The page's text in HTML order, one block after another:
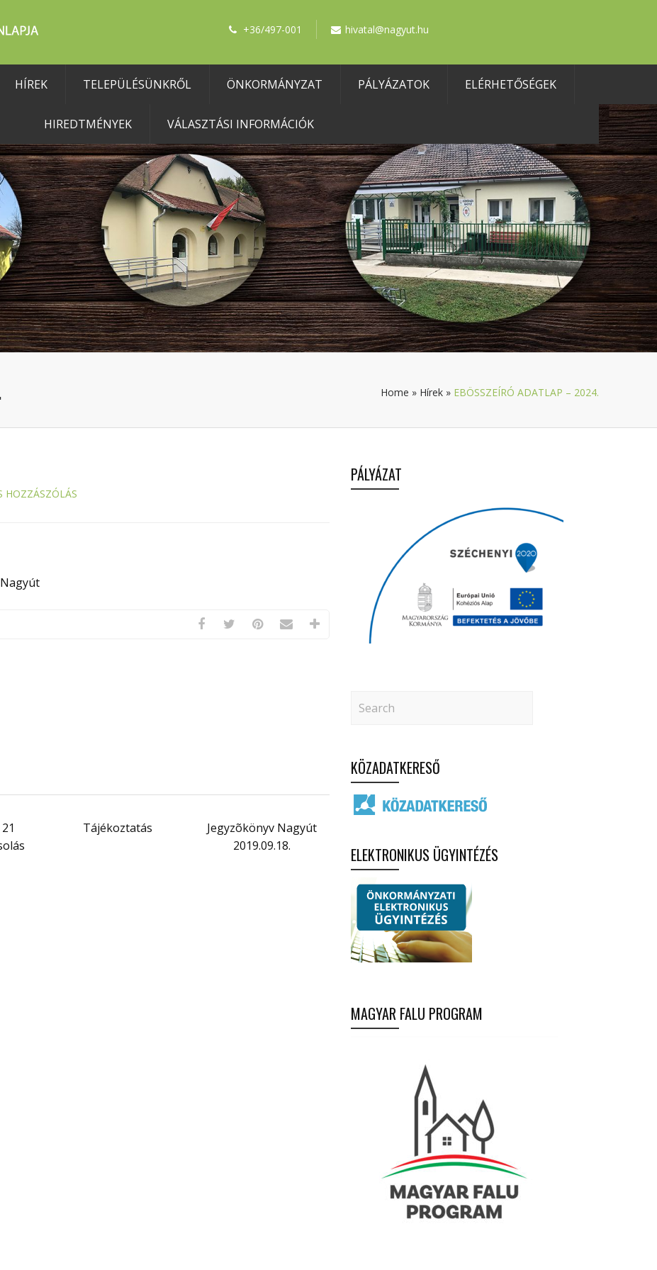
+36/497-001 hivatal@nagyut.hu
HÍREK TELEPÜLÉSÜNKRŐL ÖNKORMÁNYZAT PÁLYÁZATOK ELÉRHETŐSÉGEK
HIREDTMÉNYEK VÁLASZTÁSI INFORMÁCIÓK
Home » Hírek » EBÖSSZEÍRÓ ADATLAP – 2024.
HOZZÁSZÓLÁS
Tájékoztatás
Jegyzõkönyv Nagyút
2019.09.18.
PÁLYÁZAT
KÖZADATKERESŐ
ELEKTRONIKUS ÜGYINTÉZÉS
MAGYAR FALU PROGRAM